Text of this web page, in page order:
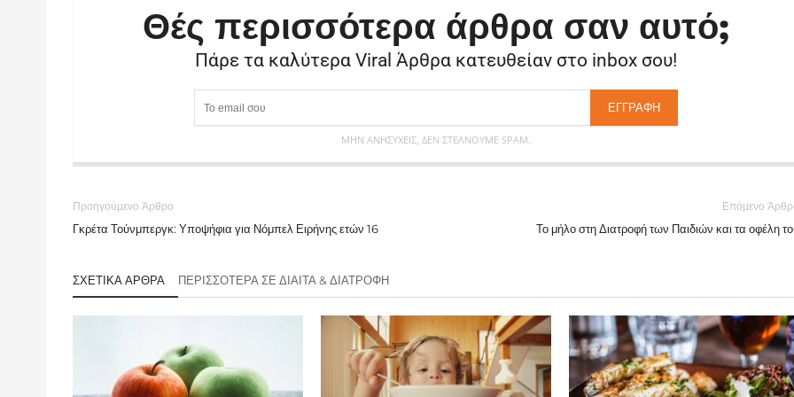
Θές περισσότερα άρθρα σαν αυτό;
Πάρε τα καλύτερα Viral Άρθρα κατευθείαν στο inbox σου!
ΜΗΝ ΑΝΗΣΥΧΕΊΣ, ΔΕΝ ΣΤΈΛΝΟΥΜΕ SPAM.
Προηγούμενο Άρθρο
Γκρέτα Τούνμπεργκ: Υποψήφια για Νόμπελ Ειρήνης ετών 16
Επόμενο
Το μήλο στη Διατροφή των Παιδιών και τα οφέλη
ΣΧΕΤΙΚΆ ΆΡΘΡΑ ΠΕΡΙΣΣΌΤΕΡΑ ΣΕ ΔΊΑΙΤΑ & ΔΙΑΤΡΟΦΉ